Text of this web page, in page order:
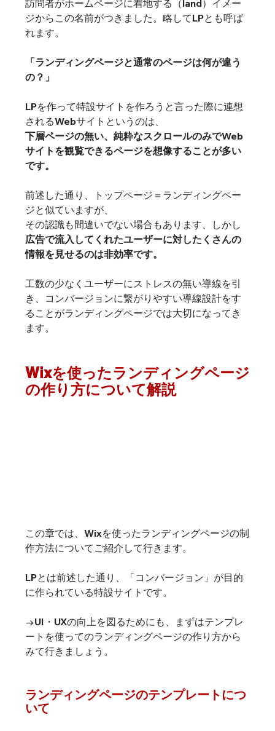
訪問者がホームページに着地する（land）イメー
ジからこの名前がつきました。略してLPとも呼ば
れます。
「ランディングページと通常のページは何が違う
の？」
LPを作って特設サイトを作ろうと言った際に連想
されるWebサイトというのは、
下層ページの無い、純粋なスクロールのみでWeb
サイトを観覧できるページを想像することが多い
です。
前述した通り、トップページ＝ランディングペー
ジと似ていますが、
その認識も間違いでない場合もあります、しかし
広告で流入してくれたユーザーに対したくさんの
情報を見せるのは非効率です。
工数の少なくユーザーにストレスの無い導線を引
き、コンバージョンに繋がりやすい導線設計をす
ることがランディングページでは大切になってき
ます。
Wixを使ったランディングページ
の作り方について解説
この章では、Wixを使ったランディングページの制
作方法についてご紹介して行きます。
LPとは前述した通り、「コンバージョン」が目的
に作られている特設サイトです。
→UI・UXの向上を図るためにも、まずはテンプレ
ートを使ってのランディングページの作り方から
みて行きましょう。
ランディングページのテンプレートにつ
いて